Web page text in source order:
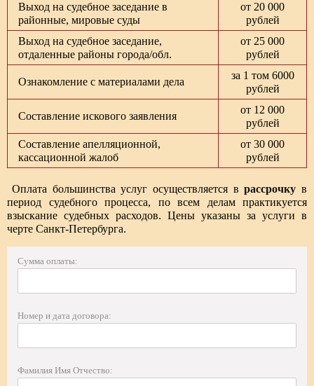
Выход на судебное заседание в
районные, мировые суды
от 20 000
рублей
Выход на судебное заседание,
отдаленные районы города/обл.
от 25 000
рублей
Ознакомление с материалами дела
за 1 том 6000
рублей
Составление искового заявления
от 12 000
рублей
Составление апелляционной,
кассационной жалоб
от 30 000
рублей
Оплата большинства услуг осуществляется врассрочку в
период судебного процесса, по всем делам практикуется
взыскание судебных расходов. Цены указаны за услуги в
черте Санкт-Петербурга.
Сумма оплаты:
Номер и дата договора:
Фамилия Имя Отчество: